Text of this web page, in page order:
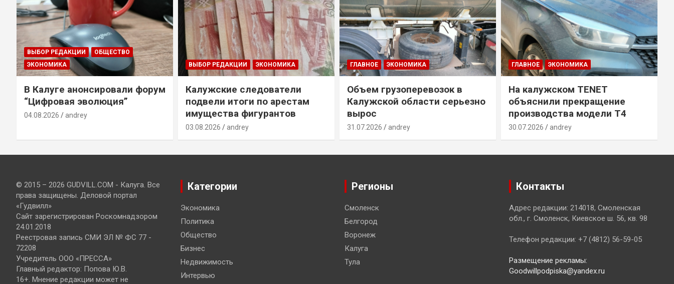
ВЫБОР РЕДАКЦИИ
ОБЩЕСТВО
ЭКОНОМИКА
В Калуге анонсировали форум
“Цифровая эволюция”
04.08.2026 andrey
ВЫБОР РЕДАКЦИИ ЭКОНОМИКА
Калужские следователи
подвели итоги по арестам
имущества фигурантов
03.08.2026 andrey
ГЛАВНОЕ ЭКОНОМИКА
Объем грузоперевозок в
Калужской области серьезно
вырос
31.07.2026 andrey
ГЛАВНОЕ ЭКОНОМИКА
На калужском TENET
объяснили прекращение
производства модели T4
30.07.2026 andrey
© 2015 – 2026 GUDVILL.COM - Калуга. Все
права защищены. Деловой портал
«Гудвилл»
Сайт зарегистрирован Роскомнадзором
24.01.2018
Реестровая запись СМИ ЭЛ № ФС 77 -
72208
Учредитель ООО «ПРЕССА»
Главный редактор: Попова Ю.В.
16+. Мнение редакции может не
Категории
Экономика
Политика
Общество
Бизнес
Недвижимость
Интервью
Регионы
Смоленск
Белгород
Воронеж
Калуга
Тула
Контакты
Адрес редакции: 214018, Смоленская
обл., г. Смоленск, Киевское ш. 56, кв. 98
Телефон редакции: +7 (4812) 56-59-05
Размещение рекламы:
Goodwillpodpiska@yandex.ru